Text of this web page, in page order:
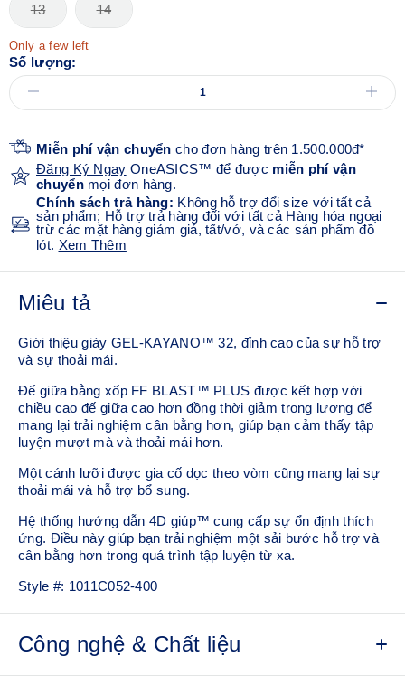
13 14
Only a few left
Số lượng:
Miễn phí vận chuyển cho đơn hàng trên 1.500.000đ*
Đăng Ký Ngay OneASICS™ để được miễn phí vận
chuyểnmọi đơn hàng.
Chính sách trả hàng: Không hỗ trợ đổi size với tất cả
sản phẩm; Hỗ trợ trả hàng đối với tất cả Hàng hóa ngoại
trừ các mặt hàng giảm giá, tất/vớ, và các sản phẩm đồ
lót. Xem Thêm
Miêu tả
Giới thiệu giày GEL-KAYANO™ 32, đỉnh cao của sự hỗ trợ
và sự thoải mái.
Đế giữa bằng xốp FF BLAST™ PLUS được kết hợp với
chiều cao đế giữa cao hơn đồng thời giảm trọng lượng để
mang lại trải nghiệm cân bằng hơn, giúp bạn cảm thấy tập
luyện mượt mà và thoải mái hơn.
Một cánh lưỡi được gia cố dọc theo vòm cũng mang lại sự
thoải mái và hỗ trợ bổ sung.
Hệ thống hướng dẫn 4D giúp™ cung cấp sự ổn định thích
ứng. Điều này giúp bạn trải nghiệm một sải bước hỗ trợ và
cân bằng hơn trong quá trình tập luyện từ xa.
Style #: 1011C052-400
Công nghệ & Chất liệu